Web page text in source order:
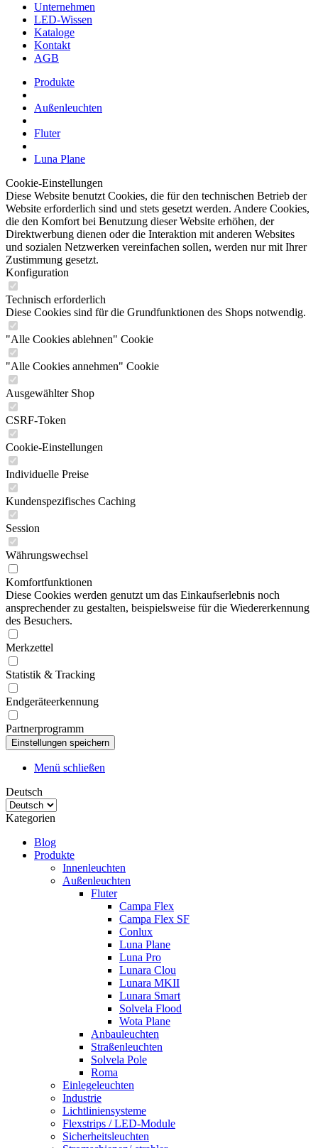
Unternehmen
LED-Wissen
Kataloge
Kontakt
AGB
Produkte
Außenleuchten
Fluter
Luna Plane
Cookie-Einstellungen
Diese Website benutzt Cookies, die für den technischen Betrieb der
Website erforderlich sind und stets gesetzt werden. Andere Cookies,
die den Komfort bei Benutzung dieser Website erhöhen, der
Direktwerbung dienen oder die Interaktion mit anderen Websites
und sozialen Netzwerken vereinfachen sollen, werden nur mit Ihrer
Zustimmung gesetzt.
Konfiguration
Technisch erforderlich
Diese Cookies sind für die Grundfunktionen des Shops notwendig.
"Alle Cookies ablehnen" Cookie
"Alle Cookies annehmen" Cookie
Ausgewählter Shop
CSRF-Token
Cookie-Einstellungen
Individuelle Preise
Kundenspezifisches Caching
Session
Währungswechsel
Komfortfunktionen
Diese Cookies werden genutzt um das Einkaufserlebnis noch
ansprechender zu gestalten, beispielsweise für die Wiedererkennung
des Besuchers.
Merkzettel
Statistik & Tracking
Endgeräteerkennung
Partnerprogramm
Menü schließen
Deutsch
Kategorien
Blog
Produkte
Innenleuchten
Außenleuchten
Fluter
Campa Flex
Campa Flex SF
Conlux
Luna Plane
Luna Pro
Lunara Clou
Lunara MKII
Lunara Smart
Solvela Flood
Wota Plane
Anbauleuchten
Straßenleuchten
Solvela Pole
Roma
Einlegeleuchten
Industrie
Lichtliniensysteme
Flexstrips / LED-Module
Sicherheitsleuchten